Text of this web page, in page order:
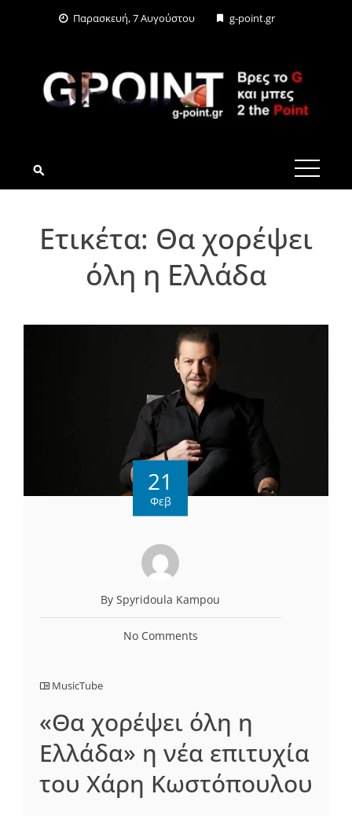
Παρασκευή, 7 Αυγούστου g-point.gr
G-POINT.GR
Ετικέτα: Θα χορέψει
όλη η Ελλάδα
21
Φεβ
By Spyridoula Kampou
No Comments
MusicTube
«Θα χορέψει όλη η
Ελλάδα» η νέα επιτυχία
του Χάρη Κωστόπουλου